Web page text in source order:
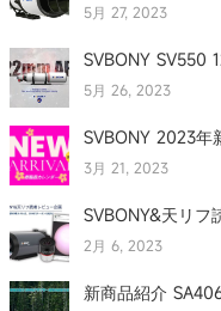
5月 27, 2023
SVBONY SV550
5月 26, 2023
SVBONY 2023年
3月 21, 2023
SVBONY&天リフ
2月 6, 2023
新商品紹介